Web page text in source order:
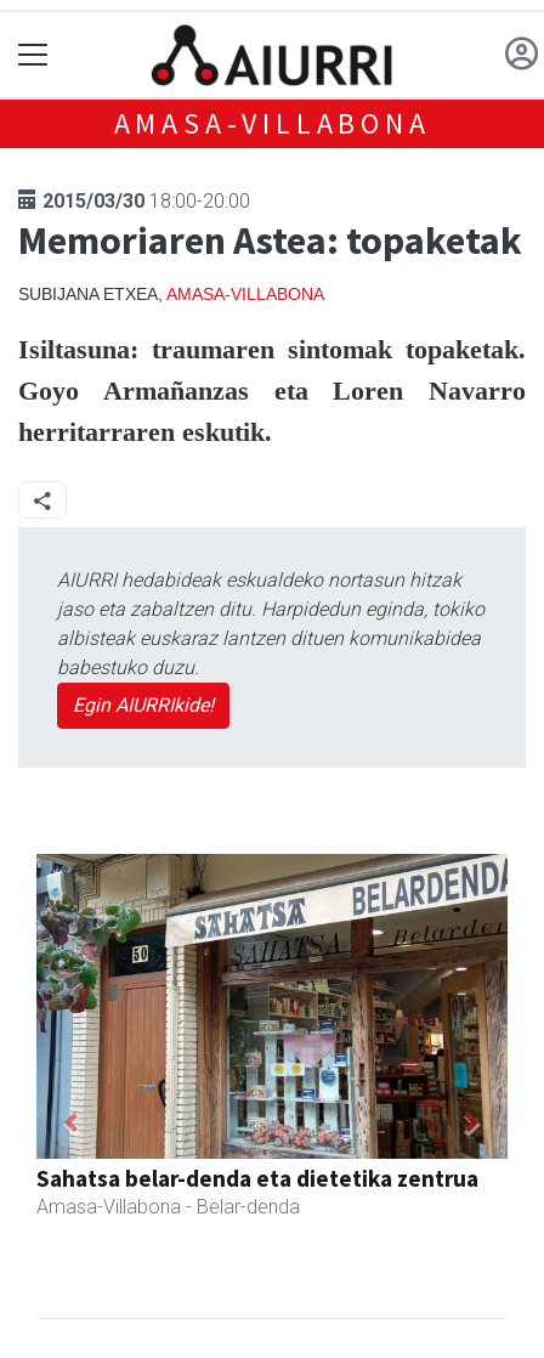
AMASA-VILLABONA
2015/03/30 18:00-20:00
Memoriaren Astea: topaketak
SUBIJANA ETXEA, AMASA-VILLABONA
Isiltasuna: traumaren sintomak topaketak.
Goyo Armañanzas eta Loren Navarro
herritarraren eskutik.
AIURRI hedabideak eskualdeko nortasun hitzak
jaso eta zabaltzen ditu. Harpidedun eginda, tokiko
albisteak euskaraz lantzen dituen komunikabidea
babestuko duzu.
Egin AIURRIkide!
Zubimusu Ikastola
Amasa-Villabona - Hezkuntza
Previous Next